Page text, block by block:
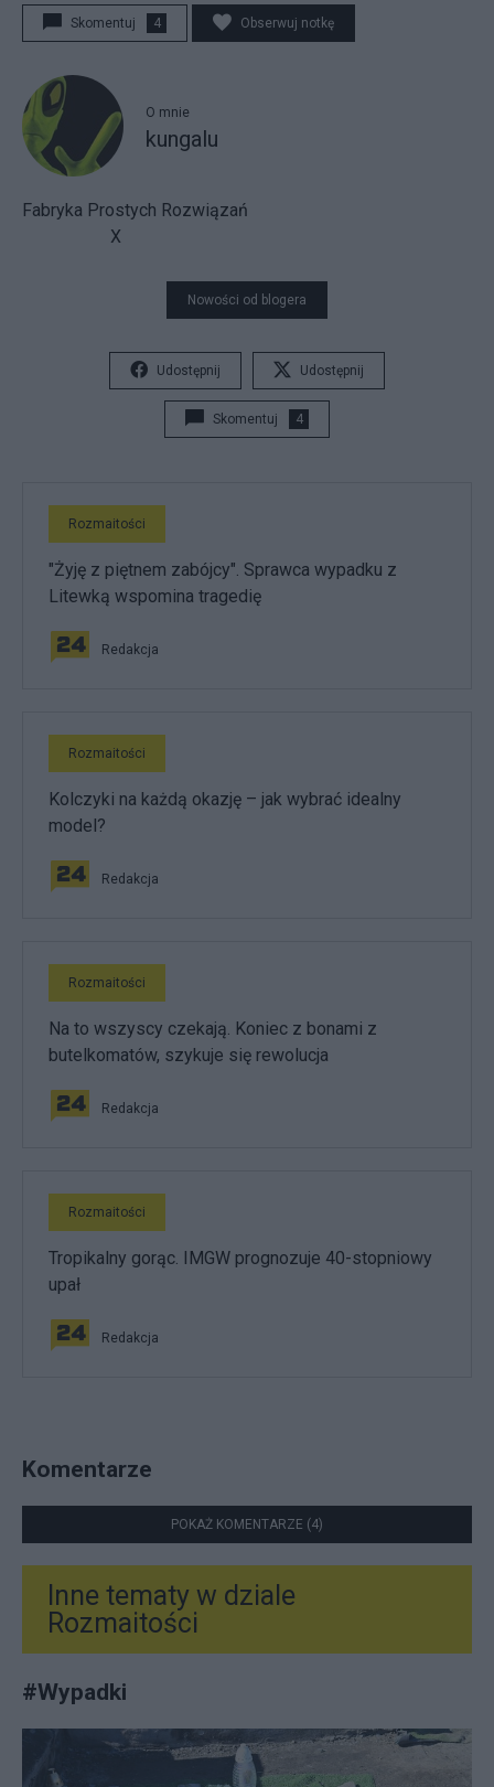
Skomentuj 4 Obserwuj notkę
O mnie
kungalu
Fabryka Prostych Rozwiązań
X
Nowości od blogera
Udostępnij Udostępnij
Skomentuj 4
Rozmaitości
"Żyję z piętnem zabójcy". Sprawca wypadku z
Litewką wspomina tragedię
Redakcja
Rozmaitości
Kolczyki na każdą okazję – jak wybrać idealny
model?
Redakcja
Rozmaitości
Na to wszyscy czekają. Koniec z bonami z
butelkomatów, szykuje się rewolucja
Redakcja
Rozmaitości
Tropikalny gorąc. IMGW prognozuje 40-stopniowy
upał
Redakcja
Komentarze
POKAŻ KOMENTARZE (4)
Inne tematy w dziale
Rozmaitości
#Wypadki